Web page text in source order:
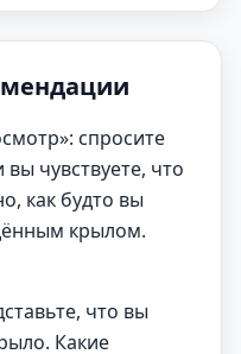
спросите
чувствуете, что
как будто вы
крылом.
что вы
Какие